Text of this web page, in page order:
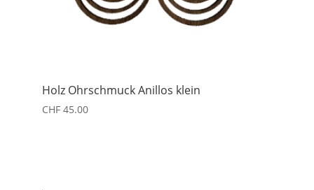
Holz Ohrschmuck Anillos klein
CHF45.00